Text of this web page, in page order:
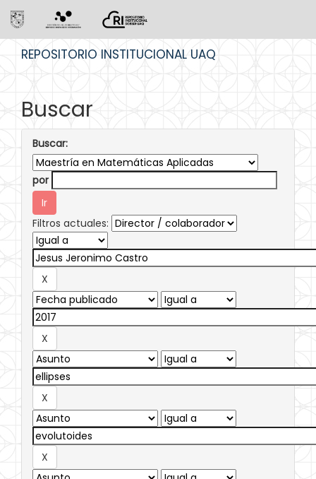
REPOSITORIO INSTITUCIONAL UAQ
Buscar
Buscar:
por
Filtros actuales: